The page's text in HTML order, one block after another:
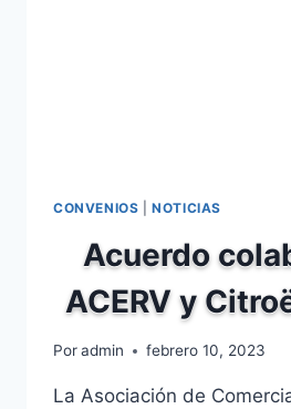
CONVENIOS |NOTICIAS
Acuerdo
ACERV y
Poradmin febrero 10, 2023
La Asociación de